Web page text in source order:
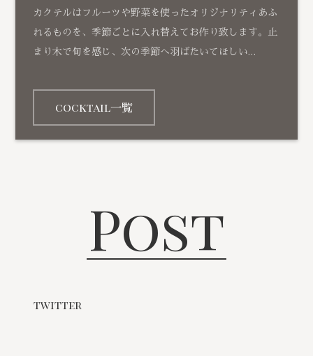
カクテルはフルーツや野菜を使ったオリジナリティあふ
れるものを、季節ごとに入れ替えてお作り致します。止
まり木で旬を感じ、次の季節へ羽ばたいてほしい…
cocktail一覧
Post
twitter